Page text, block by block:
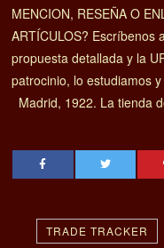
MENCION, RESEÑA O
ARTÍCULOS? Escríbenos
propuesta detallada y la
patrocinio, lo estudiamos
Madrid, 1922. La tienda
TRADE TRACKER